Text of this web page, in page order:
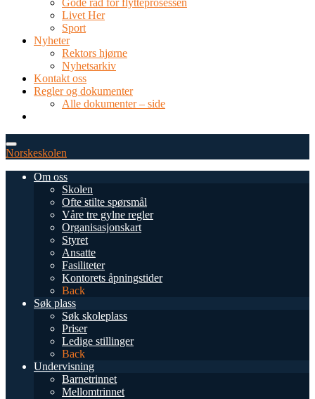
Gode råd for flytteprosessen
Livet Her
Sport
Nyheter
Rektors hjørne
Nyhetsarkiv
Kontakt oss
Regler og dokumenter
Alle dokumenter – side
Norskeskolen
Om oss
Skolen
Ofte stilte spørsmål
Våre tre gylne regler
Organisasjonskart
Styret
Ansatte
Fasiliteter
Kontorets åpningstider
Back
Søk plass
Søk skoleplass
Priser
Ledige stillinger
Back
Undervisning
Barnetrinnet
Mellomtrinnet